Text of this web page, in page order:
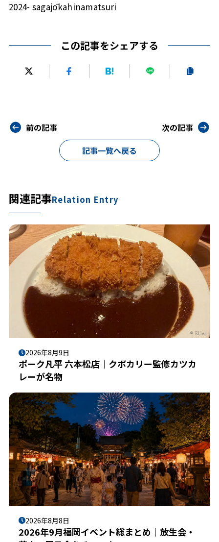
2024- sagajōkahinamatsuri
この記事をシェアする
前の記事
記事一覧へ戻る
次の記事
関連記事Relation Entry
2026年8月9日
ポーク凡平 六本松店｜クボカリー監修カツカ
レーが名物
2026年8月8日
2026年9月福岡イベント総まとめ｜放生会・